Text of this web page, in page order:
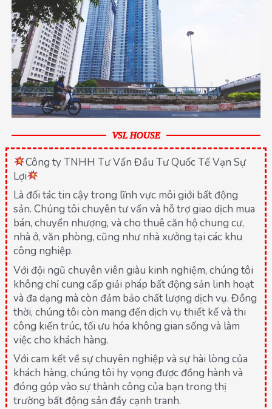
VSL HOUSE
Công ty TNHH Tư Vấn Đầu Tư Quốc Tế Vạn Sự
Lợi
Là đối tác tin cậy trong lĩnh vực môi giới bất động
sản. Chúng tôi chuyên tư vấn và hỗ trợ giao dịch mua
bán, chuyển nhượng, và cho thuê căn hộ chung cư,
nhà ở, văn phòng, cũng như nhà xưởng tại các khu
công nghiệp.
Với đội ngũ chuyên viên giàu kinh nghiệm, chúng tôi
không chỉ cung cấp giải pháp bất động sản linh hoạt
và đa dạng mà còn đảm bảo chất lượng dịch vụ. Đồng
thời, chúng tôi còn mang đến dịch vụ thiết kế và thi
công kiến trúc, tối ưu hóa không gian sống và làm
việc cho khách hàng.
Với cam kết về sự chuyên nghiệp và sự hài lòng của
khách hàng, chúng tôi hy vọng được đồng hành và
đóng góp vào sự thành công của bạn trong thị
trường bất động sản đầy cạnh tranh.